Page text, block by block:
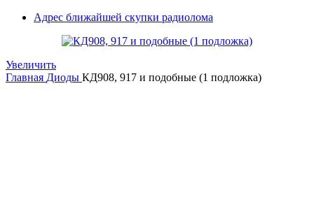
Адрес ближайшей скупки радиолома
Увеличить
Главная Диоды КД908, 917 и подобные (1 подложка)